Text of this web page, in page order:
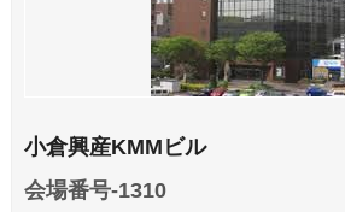
小倉興産KMMビル
会場番号-1310